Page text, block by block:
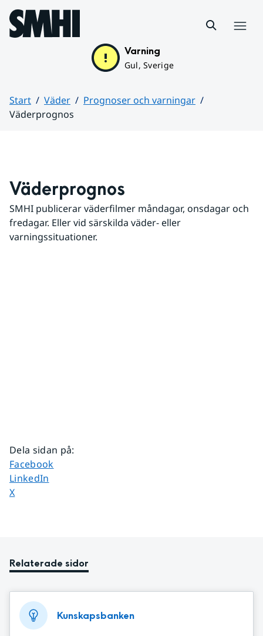
Hoppa till sidans innehåll
Varning
Gul, Sverige
Start Väder
Prognoser och varningar
Väderprognos
Väderprognos
SMHI publicerar väderfilmer måndagar, onsdagar och
fredagar. Eller vid särskilda väder- eller
varningssituationer.
Dela sidan på:
Dela sidan på
Facebook
Dela sidan på
LinkedIn
Dela sidan på
X
Relaterade sidor
Kunskapsbanken